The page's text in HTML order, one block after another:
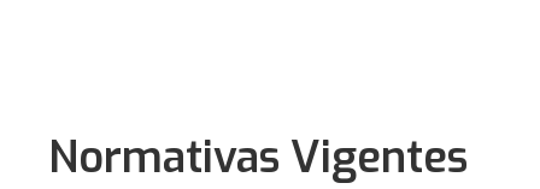
Normativas Vigentes